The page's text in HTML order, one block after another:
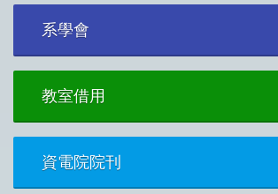
系學會
教室借用
資電院院刊